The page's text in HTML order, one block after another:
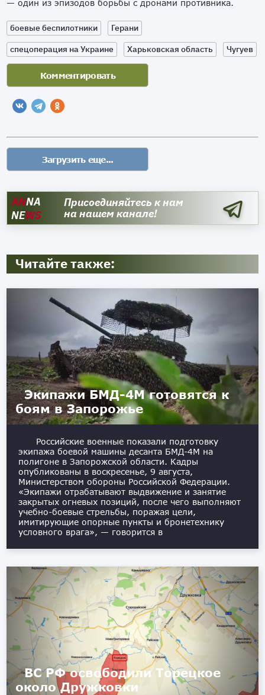
— один из эпизодов борьбы с дронами противника.
боевые беспилотники
Герани
спецоперация на Украине
Харьковская область Чугуев
ANNA
NEWS
Присоединяйтесь к нам
на нашем канале!
Читайте также:
Экипажи БМД-4М готовятся к
боям в Запорожье
Российские военные показали подготовку
экипажа боевой машины десанта БМД-4М на
полигоне в Запорожской области. Кадры
опубликованы в воскресенье, 9 августа,
Министерством обороны Российской Федерации.
«Экипажи отрабатывают выдвижение и занятие
закрытых огневых позиций, после чего выполняют
учебно-боевые стрельбы, поражая цели,
имитирующие опорные пункты и бронетехнику
условного врага», — говорится в
ВС РФ освободили Торецкое
около Дружковки